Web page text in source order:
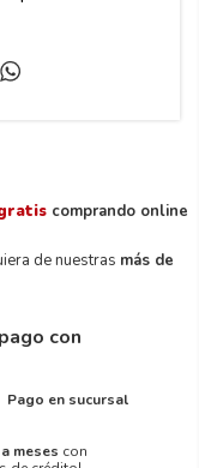
comprando online
de nuestras más de
con
Pago en sucursal
meses con